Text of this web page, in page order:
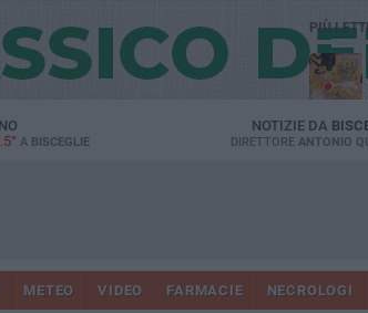
A BISCEGLIE
NOTIZIE DA
DIRETTORE ANTONIO
METEO VIDEO FARMACIE NECROLOGI
PIÙ